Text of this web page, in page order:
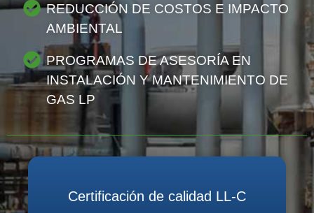
REDUCCIÓN DE COSTOS E IMPACTO
AMBIENTAL
PROGRAMAS DE ASESORÍA EN
INSTALACIÓN Y MANTENIMIENTO DE
GAS LP
Certificación de calidad LL-C